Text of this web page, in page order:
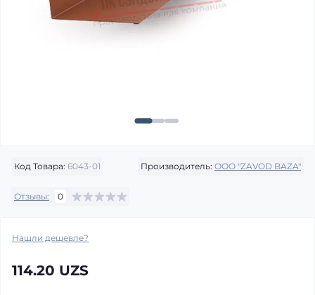
Код Товара: 6043-01 Производитель: OOO "ZAVOD BAZA"
Отзывы: 0
Нашли дешевле?
114.20 UZS